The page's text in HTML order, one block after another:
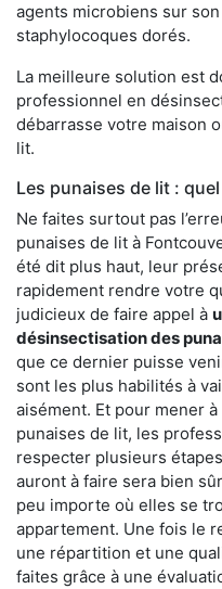
agents microbiens sur
staphylocoques dorés.
La meilleure solution est
professionnel en
débarrasse votre maison
lit.
Les punaises de lit :
Ne faites surtout pas
punaises de lit à
été dit plus haut, leur
rapidement rendre votre
judicieux de faire appel à
désinsectisation des
que ce dernier puisse
sont les plus habilités à
aisément. Et pour mener
punaises de lit, les
respecter plusieurs
auront à faire sera bien
peu importe où elles se
appartement. Une fois le
une répartition et une
faites grâce à une